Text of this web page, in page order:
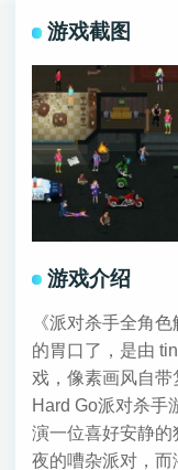
游戏截图
游戏介绍
《派对杀手全角
的胃口了，是由
戏，像素画风自
Hard‌ Go派对杀手
演一位喜好安静
夜的嘈杂派对，